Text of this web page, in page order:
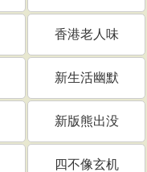
香港老人味
新生活幽默
新版熊出没
四不像玄机